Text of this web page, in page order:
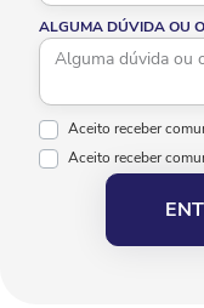
ALGUMA DÚVIDA OU
Aceito receber
Aceito receber